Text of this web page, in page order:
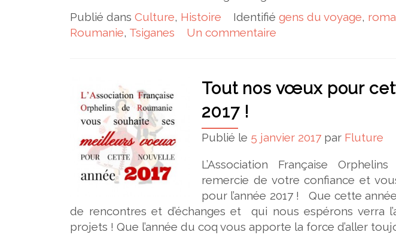
Publié dans Culture, Histoire Identifié gens du voyage,
Roumanie, Tsiganes Un commentaire
Tout nos vœux pour
2017 !
Publié le 5 janvier 2017 par Fluture
L’Association Française
remercie de votre confiance et
pour l’année 2017 ! Que cette
de rencontres et d’échanges et qui nous espérons verra
projets ! Que l’année du coq vous apporte la force d’aller